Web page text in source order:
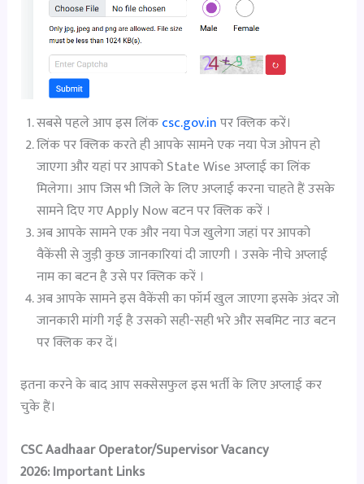
सबसे पहले आप इस लिंकcsc.gov.inपर क्लिक करें।
लिंक पर क्लिक करते ही आपके सामने एक नया पेज ओपन हो
जाएगा और यहां पर आपको State Wise अप्लाई का लिंक
मिलेगा। आप जिस भी जिले के लिए अप्लाई करना चाहते हैं उसके
सामने दिए गए Apply Now बटन पर क्लिक करें ।
अब आपके सामने एक और नया पेज खुलेगा जहां पर आपको
वैकेंसी से जुड़ी कुछ जानकारियां दी जाएगी । उसके नीचे अप्लाई
नाम का बटन है उसे पर क्लिक करें ।
अब आपके सामने इस वैकेंसी का फॉर्म खुल जाएगा इसके अंदर जो
जानकारी मांगी गई है उसको सही-सही भरे और सबमिट नाउ बटन
पर क्लिक कर दें।
इतना करने के बाद आप सक्सेसफुल इस भर्ती के लिए अप्लाई कर
चुके हैं।
CSC Aadhaar Operator/Supervisor Vacancy
2026:Important Links